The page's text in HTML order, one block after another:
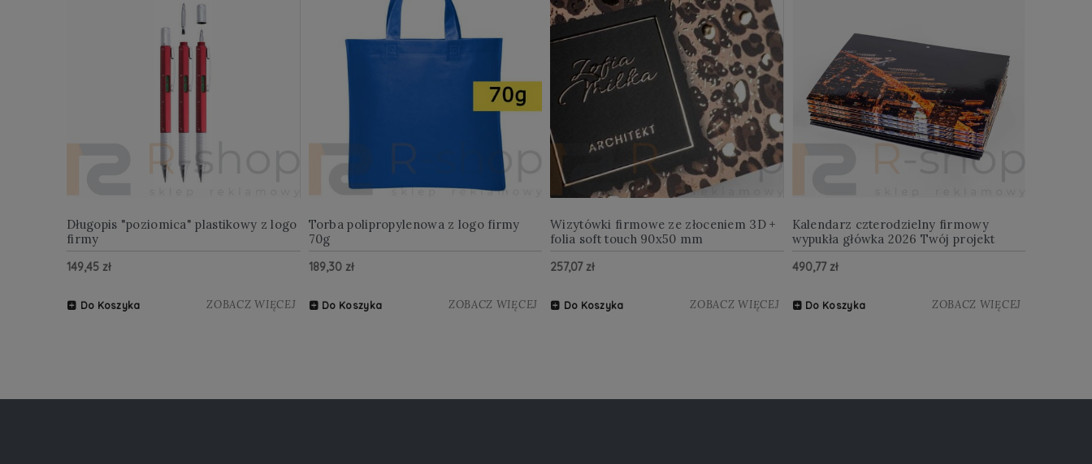
Długopis "poziomica" plastikowy z logo
firmy
149,45 zł
Do Koszyka ZOBACZ WIĘCEJ
Torba polipropylenowa z logo firmy
70g
189,30 zł
Do Koszyka ZOBACZ WIĘCEJ
Wizytówki firmowe ze złoceniem 3D +
folia soft touch 90x50 mm
257,07 zł
Do Koszyka ZOBACZ WIĘCEJ
Kalendarz czterodzielny firmowy
wypukła główka 2026 Twój projekt
490,77 zł
Do Koszyka ZOBACZ WIĘCEJ